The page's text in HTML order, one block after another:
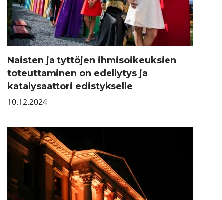
Naisten ja tyttöjen ihmisoikeuksien
toteuttaminen on edellytys ja
katalysaattori edistykselle
10.12.2024